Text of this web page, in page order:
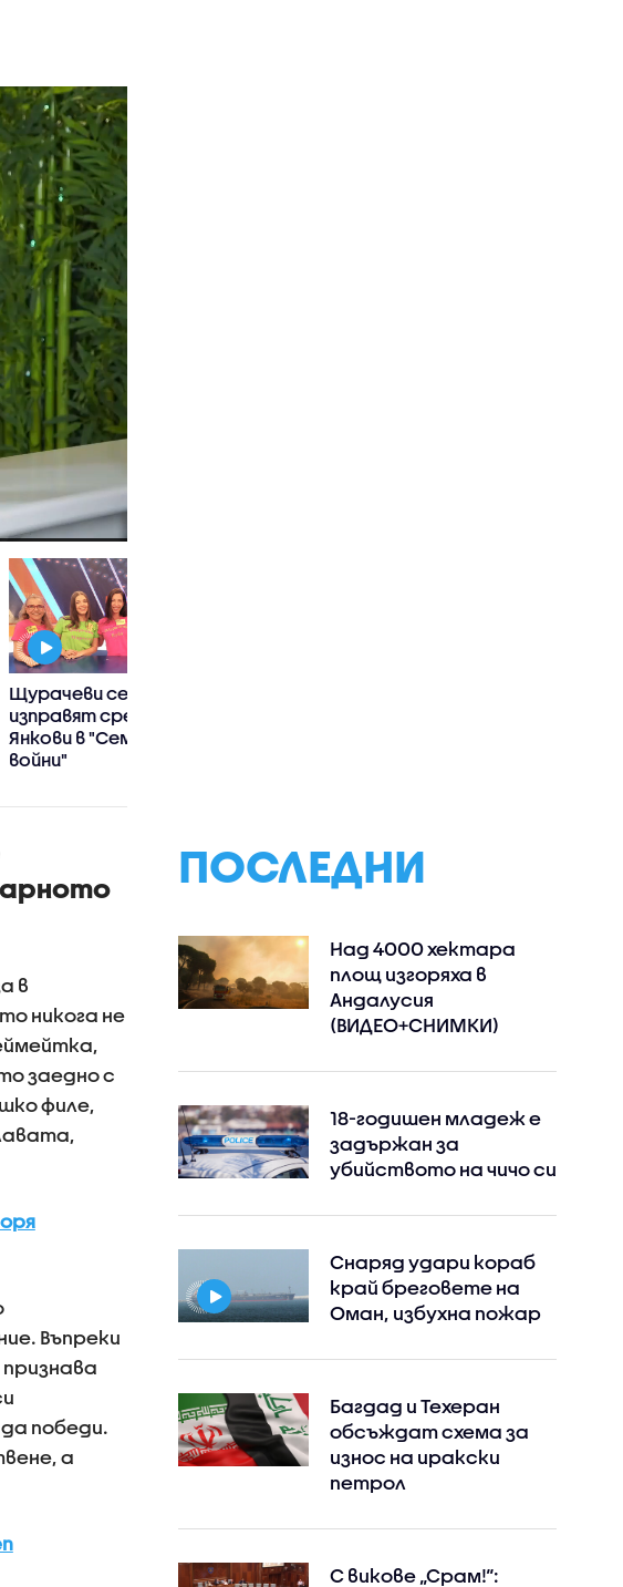
Щурачеви се
изправят срещу
Янкови в "Семейни
войни"
в
никога не
заедно с
филе,
Въпреки
победи.
а
ПОСЛЕДНИ
Над 4000 хектара
площ изгоряха в
Андалусия
(ВИДЕО+СНИМКИ)
18-годишен младеж е
задържан за
убийството на чичо си
Снаряд удари кораб
край бреговете на
Оман, избухна пожар
Багдад и Техеран
обсъждат схема за
износ на иракски
петрол
С викове „Срам!“: